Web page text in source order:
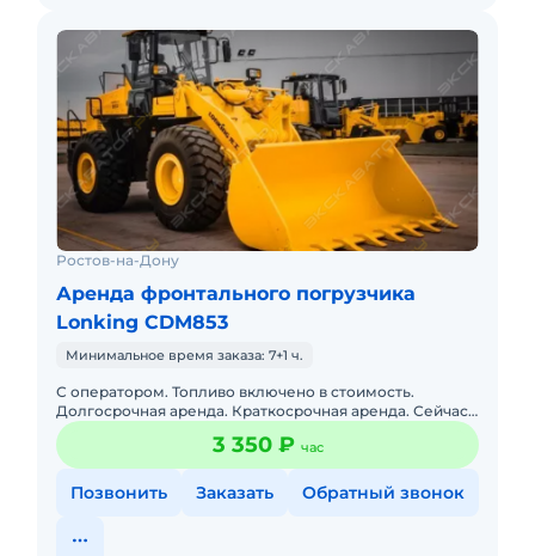
Ростов-на-Дону
Аренда фронтального погрузчика
Lonking CDM853
Минимальное время заказа: 7+1 ч.
С оператором. Топливо включено в стоимость.
Долгосрочная аренда. Краткосрочная аренда. Сейчас
свободна. Опытный экипаж. Наличный и безналичный
расчет. Собственн
3 350 ₽ час
Позвонить Заказать Обратный звонок